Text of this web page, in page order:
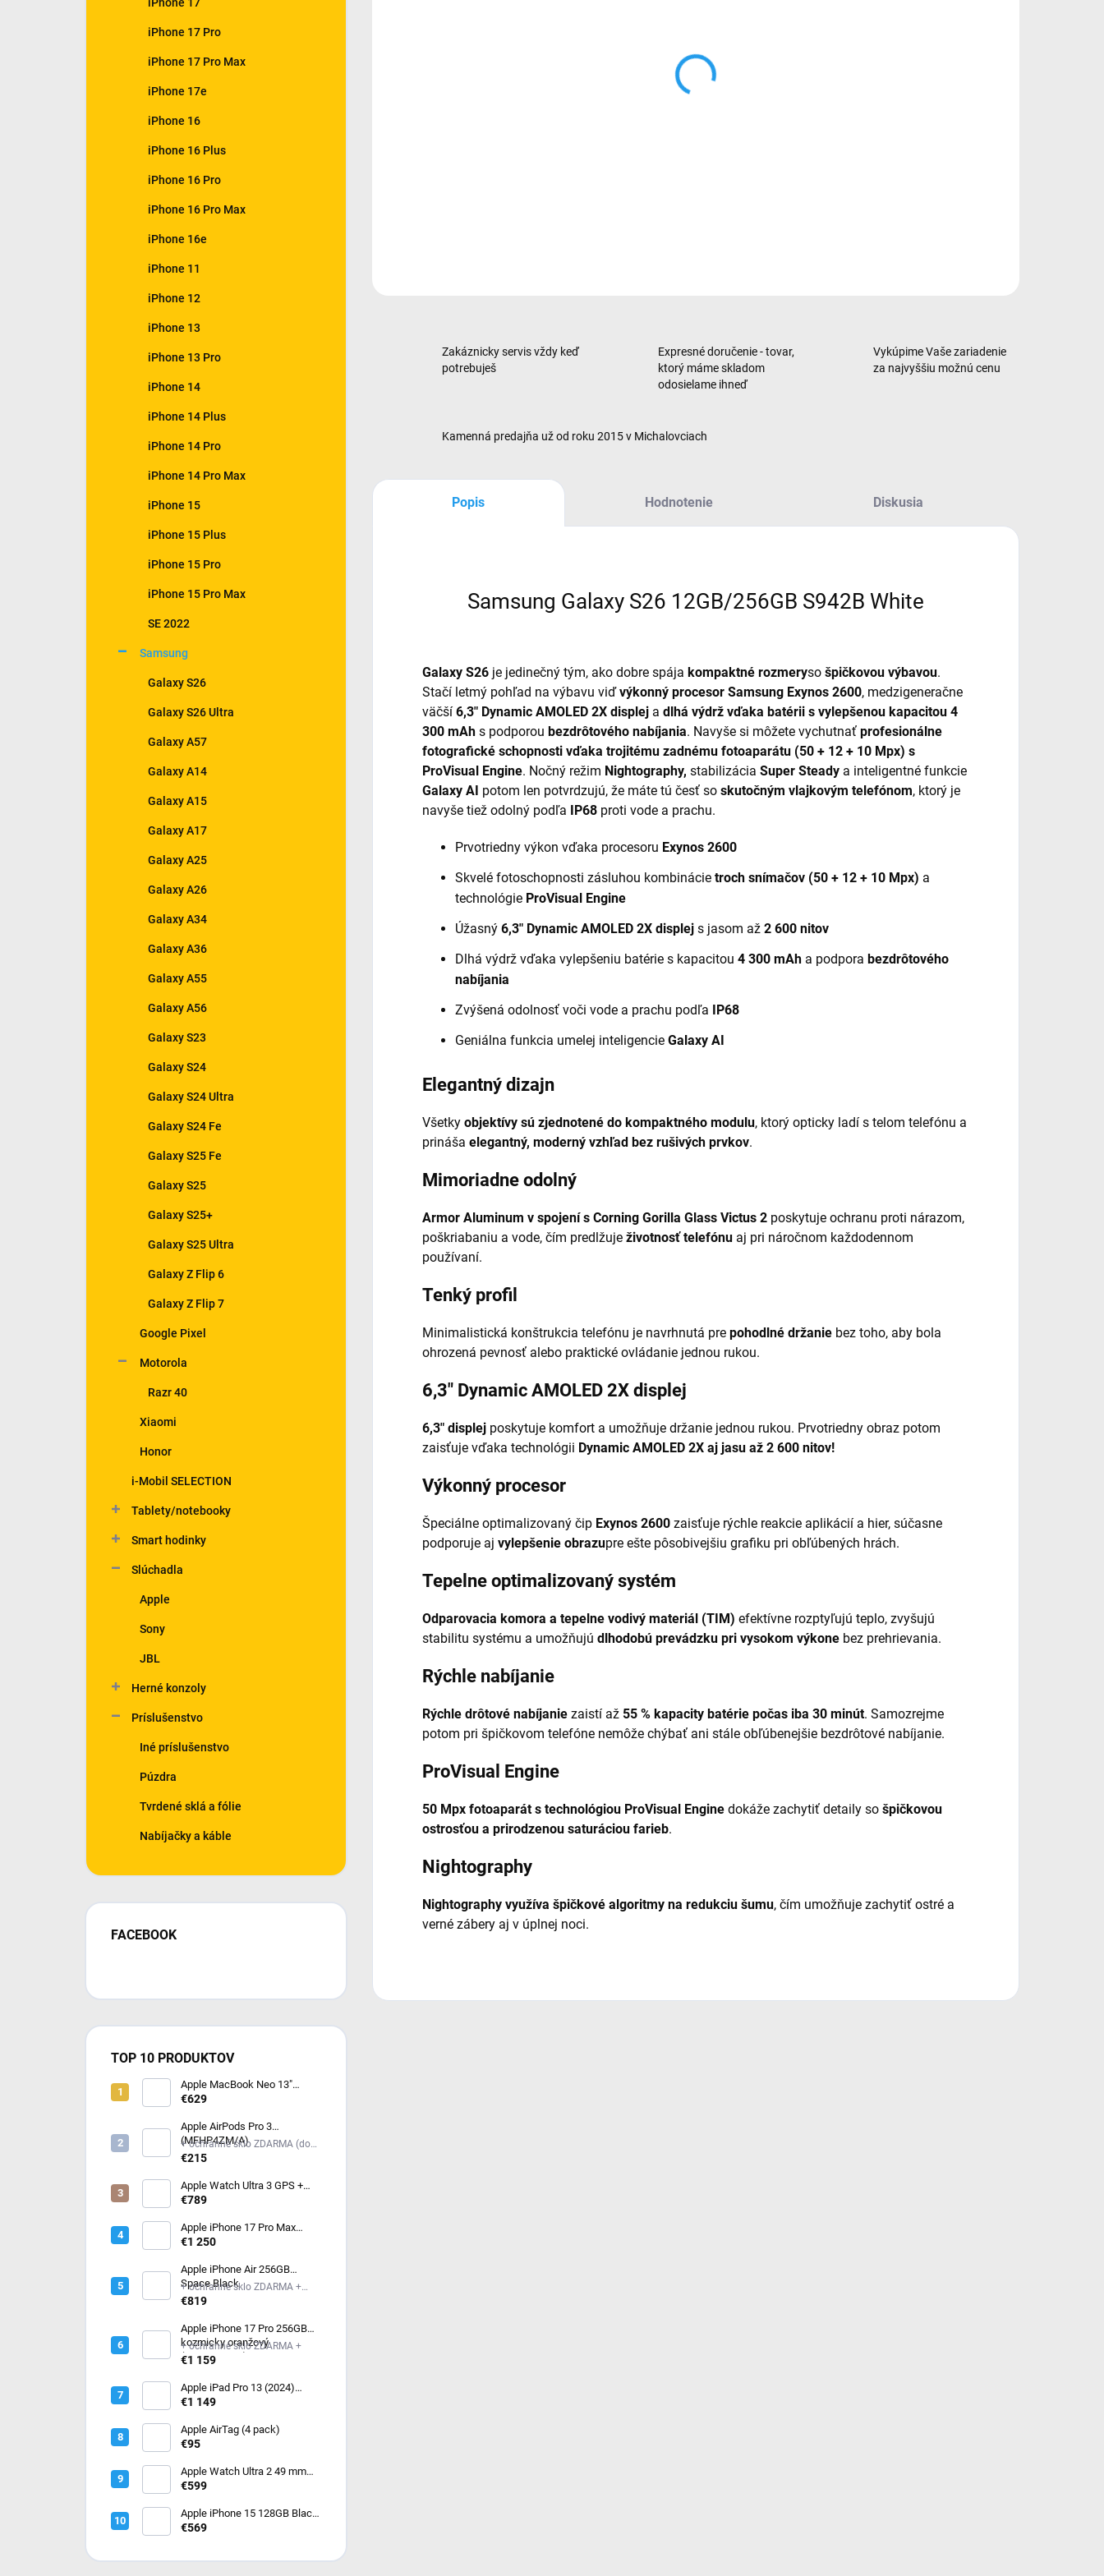
iPhone 17 Pro
iPhone 17 Pro Max
iPhone 17e
iPhone 16
iPhone 16 Plus
iPhone 16 Pro
iPhone 16 Pro Max
iPhone 16e
iPhone 11
iPhone 12
iPhone 13
iPhone 13 Pro
iPhone 14
iPhone 14 Plus
iPhone 14 Pro
iPhone 14 Pro Max
iPhone 15
iPhone 15 Plus
iPhone 15 Pro
iPhone 15 Pro Max
SE 2022
Samsung
Galaxy S26
Galaxy S26 Ultra
Galaxy A57
Galaxy A14
Galaxy A15
Galaxy A17
Galaxy A25
Galaxy A26
Galaxy A34
Galaxy A36
Galaxy A55
Galaxy A56
Galaxy S23
Galaxy S24
Galaxy S24 Ultra
Galaxy S24 Fe
Galaxy S25 Fe
Galaxy S25
Galaxy S25+
Galaxy S25 Ultra
Galaxy Z Flip 6
Galaxy Z Flip 7
Google Pixel
Motorola
Razr 40
Xiaomi
Honor
i-Mobil SELECTION
Tablety/notebooky
Smart hodinky
Slúchadla
Apple
Sony
JBL
Herné konzoly
Príslušenstvo
Iné príslušenstvo
Púzdra
Tvrdené sklá a fólie
Nabíjačky a káble
FACEBOOK
TOP 10 PRODUKTOV
Apple MacBook Neo 13"
(2026) Indigo MHFF4SL/A
€629
Apple AirPods Pro 3
(MFHP4ZM/A)
+ ochranné sklo ZDARMA (do
poznámky mi napíš model
€215
Apple Watch Ultra 3 GPS +
Cellular 49mm čierny titán -
M/L (MF1H4QC/A)
€789
Apple iPhone 17 Pro Max
256GB kozmicky oranžový
€1 250
Apple iPhone Air 256GB
Space Black
+ ochranné sklo ZDARMA +
ochranné sklo ZDARMA
€819
Apple iPhone 17 Pro 256GB
kozmicky oranžový
(MG8H4SX/A)
+ ochranné sklo ZDARMA +
€1 159
Apple iPad Pro 13 (2024)
256GB Wi-Fi Silver
€1 149
Apple AirTag (4 pack)
€95
Apple Watch Ultra 2 49 mm
Čierny titán s tmavo zeleným
MX4R3CS/A
€599
Apple iPhone 15 128GB Black
- čierny
€569
Zakáznicky servis vždy keď
potrebuješ
Expresné doručenie - tovar,
ktorý máme skladom
odosielame ihneď
Vykúpime Vaše zariadenie
za najvyššiu možnú cenu
Kamenná predajňa už od roku 2015 v Michalovciach
Popis Hodnotenie Diskusia
Samsung Galaxy S26 12GB/256GB S942B White
Galaxy S26 je jedinečný tým, ako dobre spája kompaktné rozmeryso špičkovou výbavou.
Stačí letmý pohľad na výbavu viďvýkonný procesor Samsung Exynos 2600, medzigeneračne
väčší 6,3" Dynamic AMOLED 2X displej a dlhá výdrž vďaka batérii s vylepšenou kapacitou 4
300 mAh s podporou bezdrôtového nabíjania. Navyše si môžete vychutnať profesionálne
fotografické schopnosti vďaka trojitému zadnému fotoaparátu (50 + 12 + 10 Mpx) s
ProVisual Engine. Nočný režim Nightography, stabilizácia Super Steady a inteligentné funkcie
Galaxy AI potom len potvrdzujú, že máte tú česť so skutočným vlajkovým telefónom, ktorý je
navyše tiež odolný podľa
IP68 proti vode a prachu.
Prvotriedny výkon vďaka procesoru Exynos 2600
Skvelé fotoschopnosti zásluhou kombinácie troch snímačov (50 + 12 + 10 Mpx) a
technológie ProVisual Engine
Úžasný 6,3" Dynamic AMOLED 2X displej s jasom až 2 600 nitov
Dlhá výdrž vďaka vylepšeniu batérie s kapacitou 4 300 mAh a podpora bezdrôtového
nabíjania
Zvýšená odolnosť voči vode a prachu podľa
IP68
Geniálna funkcia umelej inteligencie Galaxy AI
Elegantný dizajn
Všetky objektívy sú zjednotené do kompaktného modulu, ktorý opticky ladí s telom telefónu a
prináša elegantný, moderný vzhľad bez rušivých prvkov.
Mimoriadne odolný
Armor Aluminum v spojení s Corning Gorilla Glass Victus 2 poskytuje ochranu proti nárazom,
poškriabaniu a vode, čím predlžuje životnosť telefónu aj pri náročnom každodennom
používaní.
Tenký profil
Minimalistická konštrukcia telefónu je navrhnutá pre pohodlné držanie bez toho, aby bola
ohrozená pevnosť alebo praktické ovládanie jednou rukou.
6,3" Dynamic AMOLED 2X displej
6,3" displej poskytuje komfort a umožňuje držanie jednou rukou. Prvotriedny obraz potom
zaisťuje vďaka technológii Dynamic AMOLED 2X aj jasu až 2 600 nitov!
Výkonný procesor
Špeciálne optimalizovaný čip Exynos 2600 zaisťuje rýchle reakcie aplikácií a hier, súčasne
podporuje aj vylepšenie obrazupre ešte pôsobivejšiu grafiku pri obľúbených hrách.
Tepelne optimalizovaný systém
Odparovacia komora a tepelne vodivý materiál (TIM) efektívne rozptyľujú teplo, zvyšujú
stabilitu systému a umožňujú dlhodobú prevádzku pri vysokom výkone bez prehrievania.
Rýchle nabíjanie
Rýchle drôtové nabíjanie zaistí až 55 % kapacity batérie počas iba 30 minút. Samozrejme
potom pri špičkovom telefóne nemôže chýbať ani stále obľúbenejšie bezdrôtové nabíjanie.
ProVisual Engine
50 Mpx fotoaparát s technológiou ProVisual Engine dokáže zachytiť detaily so špičkovou
ostrosťou a prirodzenou saturáciou farieb.
Nightography
Nightography využíva špičkové algoritmy na redukciu šumu, čím umožňuje zachytiť ostré a
verné zábery aj v úplnej noci.